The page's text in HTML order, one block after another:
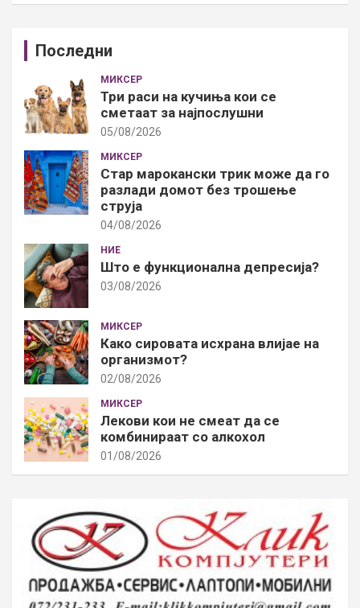
Последни
МИКСЕР
Три раси на кучиња кои се
сметаат за најпослушни
05/08/2026
МИКСЕР
Стар марокански трик може да го
разлади домот без трошење
струја
04/08/2026
НИЕ
Што е функционална депресија?
03/08/2026
МИКСЕР
Како сировата исхрана влијае на
организмот?
02/08/2026
МИКСЕР
Лекови кои не смеат да се
комбинираат со алкохол
01/08/2026